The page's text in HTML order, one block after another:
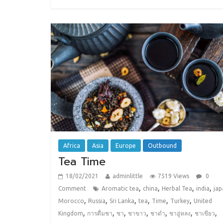
Africa Asia Europe Outbound
Tea Time
18/02/2021 adminlittle 7519 Views
0
Comment
Aromatic tea, china, Herbal Tea, india,
Morocco, Russia, Sri Lanka, tea, Time, Turkey, United
Kingdom, การดื่มชา, ชา, ชาขาว, ชาดำ, ชาอู่หลง, ชาเขียว,